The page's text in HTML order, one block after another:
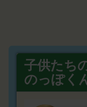
子供たち
のっぽく